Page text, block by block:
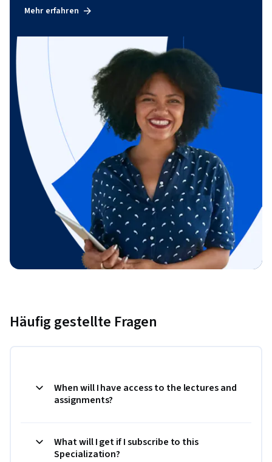
Mehr erfahren
Häufig gestellte Fragen
When will I have access to the lectures and
assignments?
What will I get if I subscribe to this
Specialization?